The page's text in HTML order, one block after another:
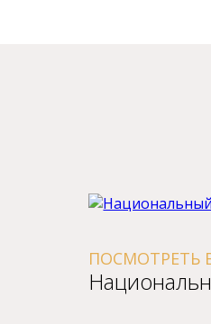
ПОСМОТРЕТЬ